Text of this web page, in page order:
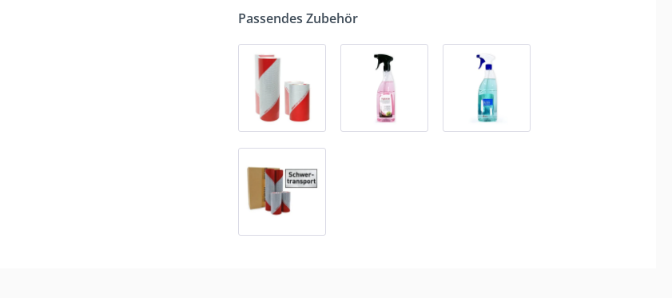
Passendes Zubehör